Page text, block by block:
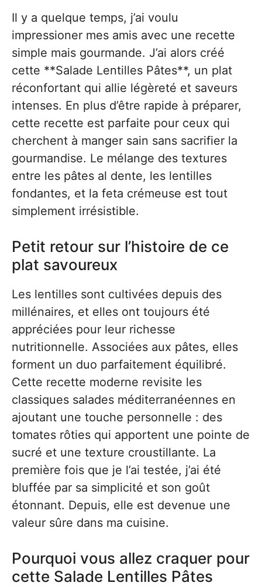
Il y a quelque temps, j’ai voulu
impressioner mes amis avec une recette
simple mais gourmande. J’ai alors créé
cette **Salade Lentilles Pâtes**, un plat
réconfortant qui allie légèreté et saveurs
intenses. En plus d’être rapide à préparer,
cette recette est parfaite pour ceux qui
cherchent à manger sain sans sacrifier la
gourmandise. Le mélange des textures
entre les pâtes al dente, les lentilles
fondantes, et la feta crémeuse est tout
simplement irrésistible.
Petit retour sur l’histoire de ce
plat savoureux
Les lentilles sont cultivées depuis des
millénaires, et elles ont toujours été
appréciées pour leur richesse
nutritionnelle. Associées aux pâtes, elles
forment un duo parfaitement équilibré.
Cette recette moderne revisite les
classiques salades méditerranéennes en
ajoutant une touche personnelle : des
tomates rôties qui apportent une pointe de
sucré et une texture croustillante. La
première fois que je l’ai testée, j’ai été
bluffée par sa simplicité et son goût
étonnant. Depuis, elle est devenue une
valeur sûre dans ma cuisine.
Pourquoi vous allez craquer pour
cette Salade Lentilles Pâtes